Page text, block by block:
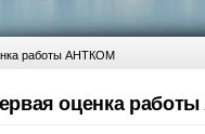
работы АНТКОМ
оценка